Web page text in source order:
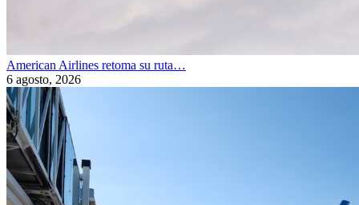
American Airlines retoma su ruta…
6 agosto, 2026